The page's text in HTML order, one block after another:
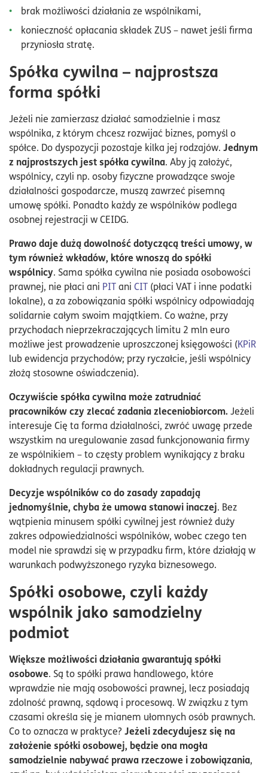
brak możliwości działania ze wspólnikami,
konieczność opłacania składek ZUS – nawet jeśli firma
przyniosła stratę.
Spółka cywilna – najprostsza
forma spółki
Jeżeli nie zamierzasz działać samodzielnie i masz
wspólnika, z którym chcesz rozwijać biznes, pomyśl o
spółce. Do dyspozycji pozostaje kilka jej rodzajów. Jednym
z najprostszych jest spółka cywilna. Aby ją założyć,
wspólnicy, czyli np. osoby fizyczne prowadzące swoje
działalności gospodarcze, muszą zawrzeć pisemną
umowę spółki. Ponadto każdy ze wspólników podlega
osobnej rejestracji w CEIDG.
Prawo daje dużą dowolność dotyczącą treści umowy, w
tym również wkładów, które wnoszą do spółki
wspólnicy. Sama spółka cywilna nie posiada osobowości
prawnej, nie płaci ani PITani CIT (płaci VAT i inne podatki
lokalne), a za zobowiązania spółki wspólnicy odpowiadają
solidarnie całym swoim majątkiem. Co ważne, przy
przychodach nieprzekraczających limitu 2 mln euro
możliwe jest prowadzenie uproszczonej księgowości (KPiR
lub ewidencja przychodów; przy ryczałcie, jeśli wspólnicy
złożą stosowne oświadczenia).
Oczywiście spółka cywilna może zatrudniać
pracowników czy zlecać zadania zleceniobiorcom.Jeżeli
interesuje Cię ta forma działalności, zwróć uwagę przede
wszystkim na uregulowanie zasad funkcjonowania firmy
ze wspólnikiem – to częsty problem wynikający z braku
dokładnych regulacji prawnych.
Decyzje wspólników co do zasady zapadają
jednomyślnie, chyba że umowa stanowi inaczej. Bez
wątpienia minusem spółki cywilnej jest również duży
zakres odpowiedzialności wspólników, wobec czego ten
model nie sprawdzi się w przypadku firm, które działają w
warunkach podwyższonego ryzyka biznesowego.
Spółki osobowe, czyli każdy
wspólnik jako samodzielny
podmiot
Większe możliwości działania gwarantują spółki
osobowe. Są to spółki prawa handlowego, które
wprawdzie nie mają osobowości prawnej, lecz posiadają
zdolność prawną, sądową i procesową. W związku z tym
czasami określa się je mianem ułomnych osób prawnych.
Co to oznacza w praktyce?Jeżeli zdecydujesz się na
założenie spółki osobowej, będzie ona mogła
samodzielnie nabywać prawa rzeczowe i zobowiązania,